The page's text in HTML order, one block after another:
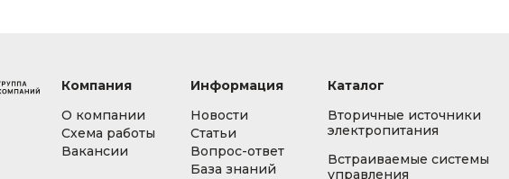
Компания
О компании
Схема работы
Вакансии
Информация
Новости
Статьи
Вопрос-ответ
База знаний
Каталог
Вторичные источники
электропитания
Встраиваемые системы
управления